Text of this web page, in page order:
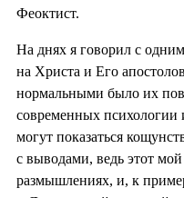
Феоктист.
На днях я говорил с
на Христа и Его
нормальными было их
современных
могут показаться
с выводами, ведь этот
размышлениях, и, к